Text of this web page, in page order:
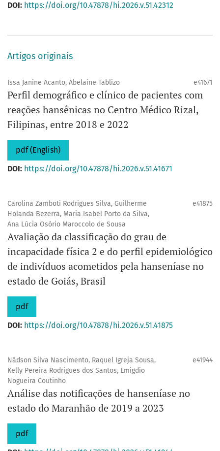
DOI: https://doi.org/10.47878/hi.2026.v.51.42312
Artigos originais
Issa Janine Acanto, Abelaine Tablizo e41671
Perfil demográfico e clínico de pacientes com
reações hansênicas no Centro Médico Rizal,
Filipinas, entre 2018 e 2022
pdf (English)
DOI: https://doi.org/10.47878/hi.2026.v.51.41671
Carolina Zamboti Rodrigues Silva, Guilherme
Holanda Bezerra, Maria Isabel Porto da Silva,
Ana Lúcia Osório Maroccolo de Sousa
e41875
Avaliação da classificação do grau de
incapacidade física 2 e do perfil epidemiológico
de indivíduos acometidos pela hanseníase no
estado de Goiás, Brasil
pdf
DOI: https://doi.org/10.47878/hi.2026.v.51.41875
Nádson Silva Nascimento, Raquel Igreja Sousa,
Kelly Pereira Rodrigues dos Santos, Emigdio
Nogueira Coutinho
e41944
Análise das notificações de hanseníase no
estado do Maranhão de 2019 a 2023
pdf